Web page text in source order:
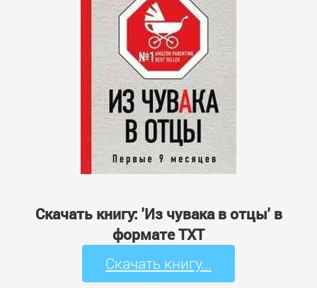
Скачать книгу: 'Из чувака в отцы' в
формате TXT
Скачать книгу...